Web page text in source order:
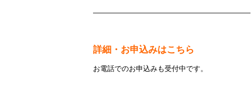
——————————————————————
詳細・お申込みはこちら
お電話でのお申込みも受付中です。